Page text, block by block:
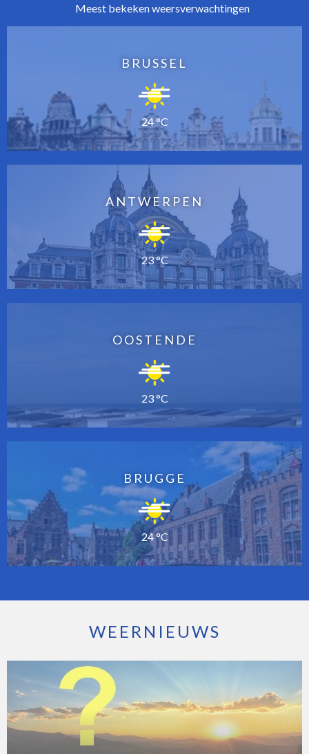
Meest bekeken weersverwachtingen
BRUSSEL
24 °C
ANTWERPEN
23 °C
OOSTENDE
23 °C
BRUGGE
24 °C
WEERNIEUWS